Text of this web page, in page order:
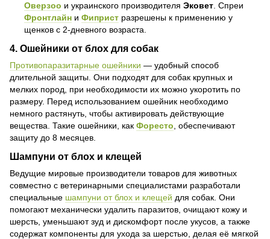
Оверзоо и украинского производителя Эковет . Спреи
Фронтлайн и Фиприст разрешены к применению у
щенков с 2-дневного возраста.
4. Ошейники от блох для собак
Противопаразитарные ошейники — удобный способ
длительной защиты. Они подходят для собак крупных и
мелких пород, при необходимости их можно укоротить по
размеру. Перед использованием ошейник необходимо
немного растянуть, чтобы активировать действующие
вещества. Такие ошейники, как Форесто , обеспечивают
защиту до 8 месяцев.
Шампуни от блох и клещей
Ведущие мировые производители товаров для животных
совместно с ветеринарными специалистами разработали
специальные шампуни от блох и клещей для собак. Они
помогают механически удалить паразитов, очищают кожу и
шерсть, уменьшают зуд и дискомфорт после укусов, а также
содержат компоненты для ухода за шерстью, делая её мягкой